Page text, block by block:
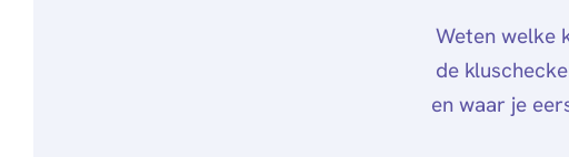
Weten welke
de
en waar je